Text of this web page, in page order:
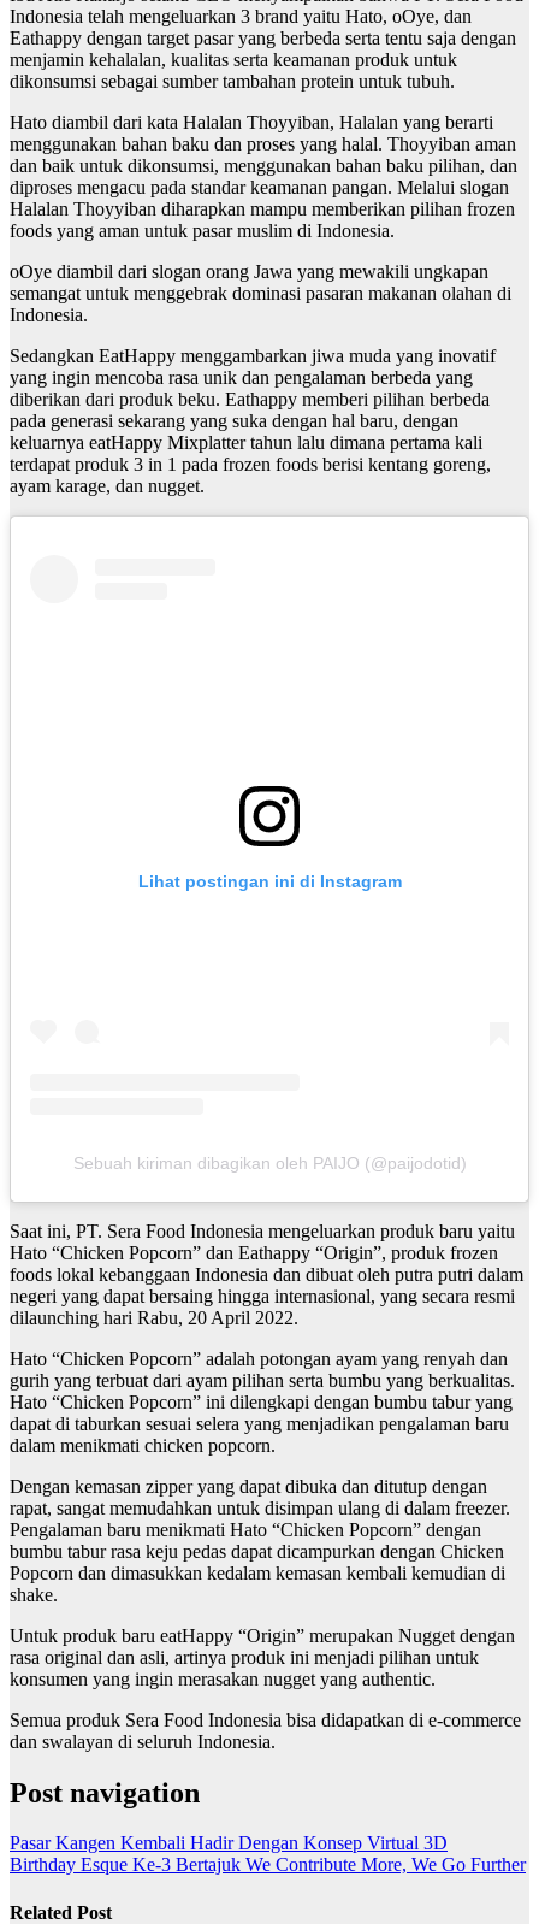
Indonesia telah mengeluarkan 3 brand yaitu Hato, oOye, dan
Eathappy dengan target pasar yang berbeda serta tentu saja dengan
menjamin kehalalan, kualitas serta keamanan produk untuk
dikonsumsi sebagai sumber tambahan protein untuk tubuh.
Hato diambil dari kata Halalan Thoyyiban, Halalan yang berarti
menggunakan bahan baku dan proses yang halal. Thoyyiban aman
dan baik untuk dikonsumsi, menggunakan bahan baku pilihan, dan
diproses mengacu pada standar keamanan pangan. Melalui slogan
Halalan Thoyyiban diharapkan mampu memberikan pilihan frozen
foods yang aman untuk pasar muslim di Indonesia.
oOye diambil dari slogan orang Jawa yang mewakili ungkapan
semangat untuk menggebrak dominasi pasaran makanan olahan di
Indonesia.
Sedangkan EatHappy menggambarkan jiwa muda yang inovatif
yang ingin mencoba rasa unik dan pengalaman berbeda yang
diberikan dari produk beku. Eathappy memberi pilihan berbeda
pada generasi sekarang yang suka dengan hal baru, dengan
keluarnya eatHappy Mixplatter tahun lalu dimana pertama kali
terdapat produk 3 in 1 pada frozen foods berisi kentang goreng,
ayam karage, dan nugget.
Lihat postingan ini di Instagram
Sebuah kiriman dibagikan oleh PAIJO (@paijodotid)
Saat ini, PT. Sera Food Indonesia mengeluarkan produk baru yaitu
Hato “Chicken Popcorn” dan Eathappy “Origin”, produk frozen
foods lokal kebanggaan Indonesia dan dibuat oleh putra putri dalam
negeri yang dapat bersaing hingga internasional, yang secara resmi
dilaunching hari Rabu, 20 April 2022.
Hato “Chicken Popcorn” adalah potongan ayam yang renyah dan
gurih yang terbuat dari ayam pilihan serta bumbu yang berkualitas.
Hato “Chicken Popcorn” ini dilengkapi dengan bumbu tabur yang
dapat di taburkan sesuai selera yang menjadikan pengalaman baru
dalam menikmati chicken popcorn.
Dengan kemasan zipper yang dapat dibuka dan ditutup dengan
rapat, sangat memudahkan untuk disimpan ulang di dalam freezer.
Pengalaman baru menikmati Hato “Chicken Popcorn” dengan
bumbu tabur rasa keju pedas dapat dicampurkan dengan Chicken
Popcorn dan dimasukkan kedalam kemasan kembali kemudian di
shake.
Untuk produk baru eatHappy “Origin” merupakan Nugget dengan
rasa original dan asli, artinya produk ini menjadi pilihan untuk
konsumen yang ingin merasakan nugget yang authentic.
Semua produk Sera Food Indonesia bisa didapatkan di e-commerce
dan swalayan di seluruh Indonesia.
Post navigation
Pasar Kangen Kembali Hadir Dengan Konsep Virtual 3D
Birthday Esque Ke-3 Bertajuk We Contribute More, We Go Further
Related Post